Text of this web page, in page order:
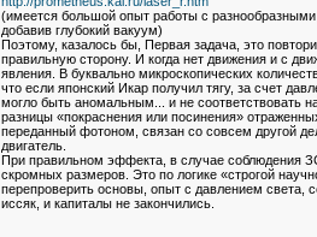
(имеется большой опыт работы с
добавив глубокий вакуум)
Поэтому, казалось бы, Первая задача, это
правильную сторону. И когда нет движения и с
явления. В буквально микроскопических
что если японский Икар получил тягу, за счет
могло быть аномальным... и не соответствовать
разницы «покраснения или посинения»
переданный фотоном, связан со совсем другой
двигатель.
При правильном эффекта, в случае соблюдения
скромных размеров. Это по логике «строгой
перепроверить основы, опыт с давлением
иссяк, и капиталы не закончились.